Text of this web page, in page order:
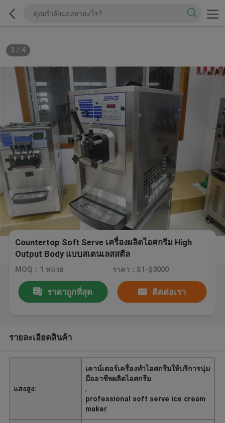
3 / 4
Countertop Soft Serve เครื่องผลิตไอศกรีม High
Output Body แบบสเตนเลสสตีล
MOQ：1 หน่วย ราคา：$1-$3000
ราคาถูกที่สุด ติดต่อเรา
รายละเอียดสินค้า
แสงสูง:
เคาน์เตอร์เครื่องทำไอศกรีมให้บริการนุ่ม
มืออาชีพผลิตไอศกรีม
,
professional soft serve ice cream
maker